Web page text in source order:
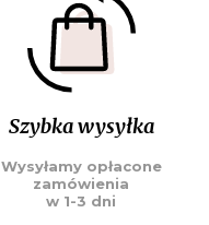
Szybka wysyłka
Wysyłamy opłacone
zamówienia
w 1-3 dni